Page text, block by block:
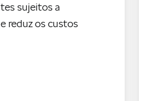
sujeitos a
reduz os custos